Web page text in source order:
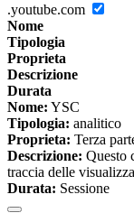
.youtube.com
Nome
Tipologia
Proprieta
Descrizione
Durata
Nome: YSC
Tipologia: analitico
Proprieta: Terza
Descrizione: Questo
traccia delle
Durata: Sessione